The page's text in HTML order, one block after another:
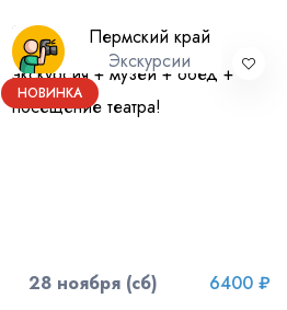
НОВИНКА
Пермский край
Экскурсии
28 ноября (сб) 6400 ₽